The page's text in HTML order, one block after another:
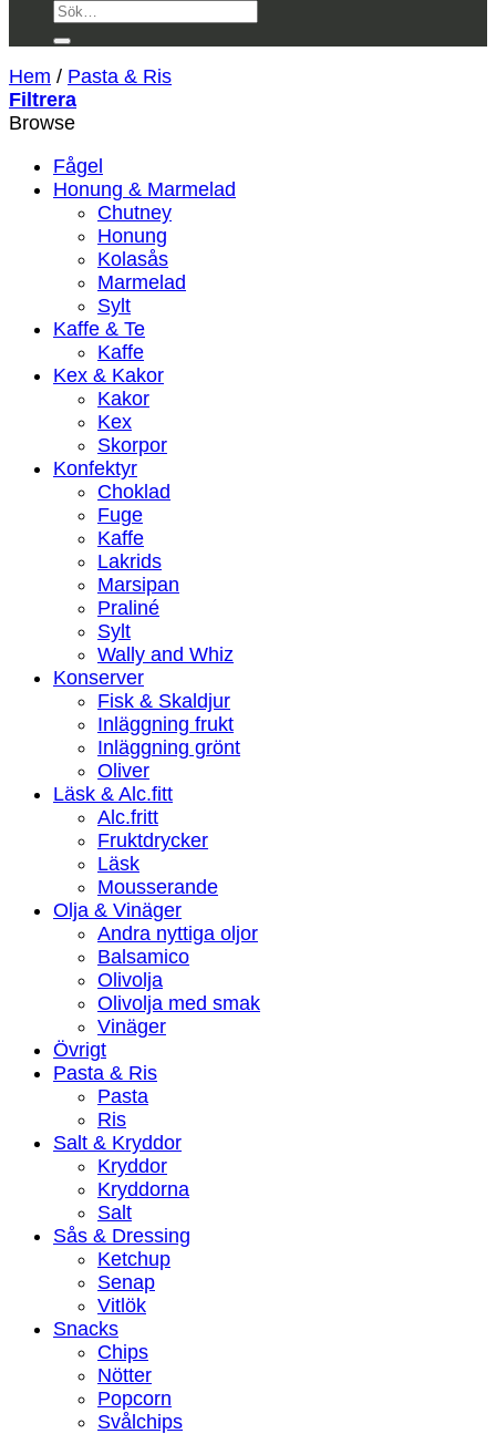
Sök
Hem / Pasta & Ris
Filtrera
Browse
Fågel
Honung & Marmelad
Chutney
Honung
Kolasås
Marmelad
Sylt
Kaffe & Te
Kaffe
Kex & Kakor
Kakor
Kex
Skorpor
Konfektyr
Choklad
Fuge
Kaffe
Lakrids
Marsipan
Praliné
Sylt
Wally and Whiz
Konserver
Fisk & Skaldjur
Inläggning frukt
Inläggning grönt
Oliver
Läsk & Alc.fitt
Alc.fritt
Fruktdrycker
Läsk
Mousserande
Olja & Vinäger
Andra nyttiga oljor
Balsamico
Olivolja
Olivolja med smak
Vinäger
Övrigt
Pasta & Ris
Pasta
Ris
Salt & Kryddor
Kryddor
Kryddorna
Salt
Sås & Dressing
Ketchup
Senap
Vitlök
Snacks
Chips
Nötter
Popcorn
Svålchips